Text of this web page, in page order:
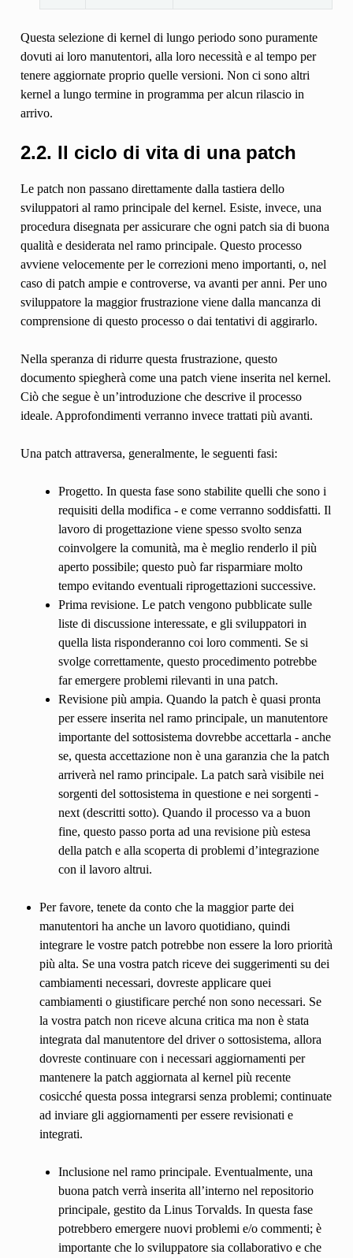
Questa selezione di kernel di lungo periodo sono puramente
dovuti ai loro manutentori, alla loro necessità e al tempo per
tenere aggiornate proprio quelle versioni. Non ci sono altri
kernel a lungo termine in programma per alcun rilascio in
arrivo.
2.2. Il ciclo di vita di una patch
Le patch non passano direttamente dalla tastiera dello
sviluppatori al ramo principale del kernel. Esiste, invece, una
procedura disegnata per assicurare che ogni patch sia di buona
qualità e desiderata nel ramo principale. Questo processo
avviene velocemente per le correzioni meno importanti, o, nel
caso di patch ampie e controverse, va avanti per anni. Per uno
sviluppatore la maggior frustrazione viene dalla mancanza di
comprensione di questo processo o dai tentativi di aggirarlo.
Nella speranza di ridurre questa frustrazione, questo
documento spiegherà come una patch viene inserita nel kernel.
Ciò che segue è un’introduzione che descrive il processo
ideale. Approfondimenti verranno invece trattati più avanti.
Una patch attraversa, generalmente, le seguenti fasi:
Progetto. In questa fase sono stabilite quelli che sono i
requisiti della modifica - e come verranno soddisfatti. Il
lavoro di progettazione viene spesso svolto senza
coinvolgere la comunità, ma è meglio renderlo il più
aperto possibile; questo può far risparmiare molto
tempo evitando eventuali riprogettazioni successive.
Prima revisione. Le patch vengono pubblicate sulle
liste di discussione interessate, e gli sviluppatori in
quella lista risponderanno coi loro commenti. Se si
svolge correttamente, questo procedimento potrebbe
far emergere problemi rilevanti in una patch.
Revisione più ampia. Quando la patch è quasi pronta
per essere inserita nel ramo principale, un manutentore
importante del sottosistema dovrebbe accettarla - anche
se, questa accettazione non è una garanzia che la patch
arriverà nel ramo principale. La patch sarà visibile nei
sorgenti del sottosistema in questione e nei sorgenti -
next (descritti sotto). Quando il processo va a buon
fine, questo passo porta ad una revisione più estesa
della patch e alla scoperta di problemi d’integrazione
con il lavoro altrui.
Per favore, tenete da conto che la maggior parte dei
manutentori ha anche un lavoro quotidiano, quindi
integrare le vostre patch potrebbe non essere la loro priorità
più alta. Se una vostra patch riceve dei suggerimenti su dei
cambiamenti necessari, dovreste applicare quei
cambiamenti o giustificare perché non sono necessari. Se
la vostra patch non riceve alcuna critica ma non è stata
integrata dal manutentore del driver o sottosistema, allora
dovreste continuare con i necessari aggiornamenti per
mantenere la patch aggiornata al kernel più recente
cosicché questa possa integrarsi senza problemi; continuate
ad inviare gli aggiornamenti per essere revisionati e
integrati.
Inclusione nel ramo principale. Eventualmente, una
buona patch verrà inserita all’interno nel repositorio
principale, gestito da Linus Torvalds. In questa fase
potrebbero emergere nuovi problemi e/o commenti; è
importante che lo sviluppatore sia collaborativo e che